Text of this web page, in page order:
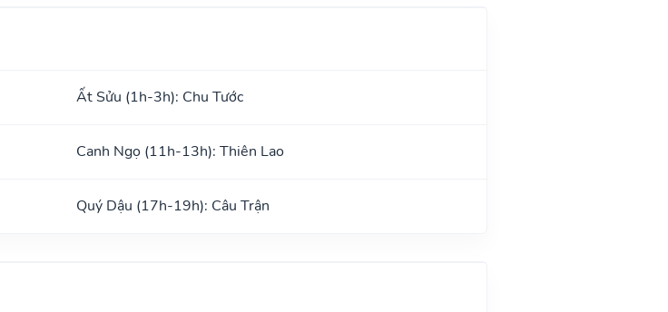
Ất Sửu (1h-3h): Chu Tước
Canh Ngọ (11h-13h): Thiên Lao
Quý Dậu (17h-19h): Câu Trận